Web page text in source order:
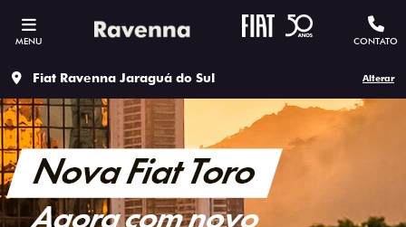
MENU CONTATO
Fiat Ravenna Jaraguá do Sul Alterar